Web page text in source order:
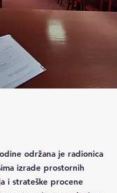
održana je radionica
izrade prostornih
i strateške procene